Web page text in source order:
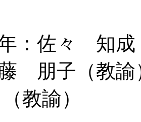
：佐々 知
朋子（教
（教諭）